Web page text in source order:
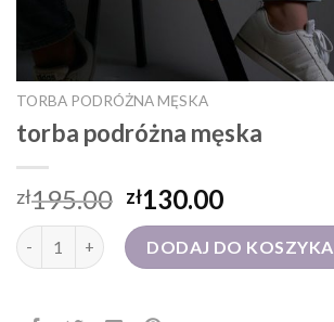
TORBA PODRÓŻNA MĘSKA
torba podróżna męska
zł195.00 zł130.00
ilość torba podróżna męskaDODAJ DO KOSZYKA